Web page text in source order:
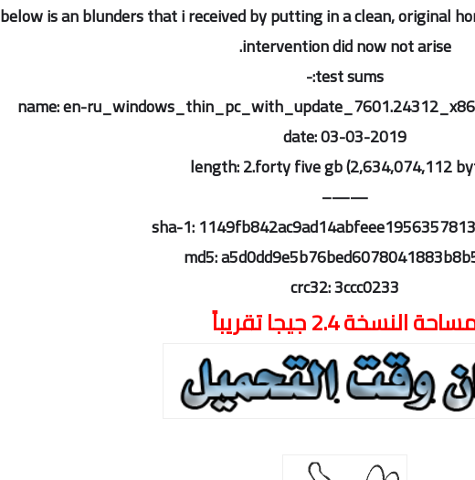
below is an blunders that i received by putting in a clean, original
intervention did now not arise.
test sums:-
name: en-
date: 03-03-2019
length: 2.forty five gb (2,634,074,112
——–
sha-1:
md5:
crc32: 3ccc0233
النسخة 2.4 جيجا تقريباً